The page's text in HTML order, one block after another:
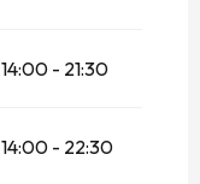
14:00 - 21:30
14:00 - 22:30